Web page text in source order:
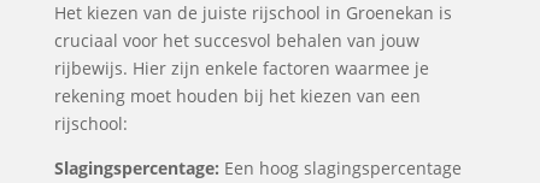
Het kiezen van de juiste rijschool in Groenekan is
cruciaal voor het succesvol behalen van jouw
rijbewijs. Hier zijn enkele factoren waarmee je
rekening moet houden bij het kiezen van een
rijschool:
Slagingspercentage: Een hoog slagingspercentage